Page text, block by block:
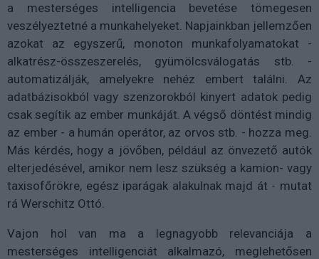
a mesterséges intelligencia bevetése tömegesen
veszélyeztetné a munkahelyeket. Napjainkban jellemzően
azokat az egyszerű, monoton munkafolyamatokat -
alkatrész-összeszerelés, gyümölcsválogatás stb. -
automatizálják, amelyekre nehéz embert találni. Az
adatbázisokból vagy szenzorokból kinyert adatok pedig
csak segítik az ember munkáját. A végső döntést mindig
az ember - a humán operátor, az orvos stb. - hozza meg.
Más kérdés, hogy a jövőben, például az önvezető autók
elterjedésével, amikor nem lesz szükség a kamion- vagy
taxisofőrökre, egész iparágak alakulnak majd át - mutat
rá Werschitz Ottó.
Vajon hol van ma a legnagyobb relevanciája a
mesterséges intelligenciát alkalmazó, meglehetősen